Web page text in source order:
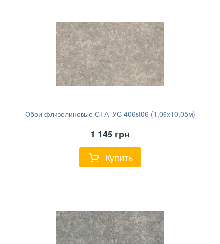
Обои флизелиновые СТАТУС 406st06 (1,06х10,05м)
1 145 грн
Купить